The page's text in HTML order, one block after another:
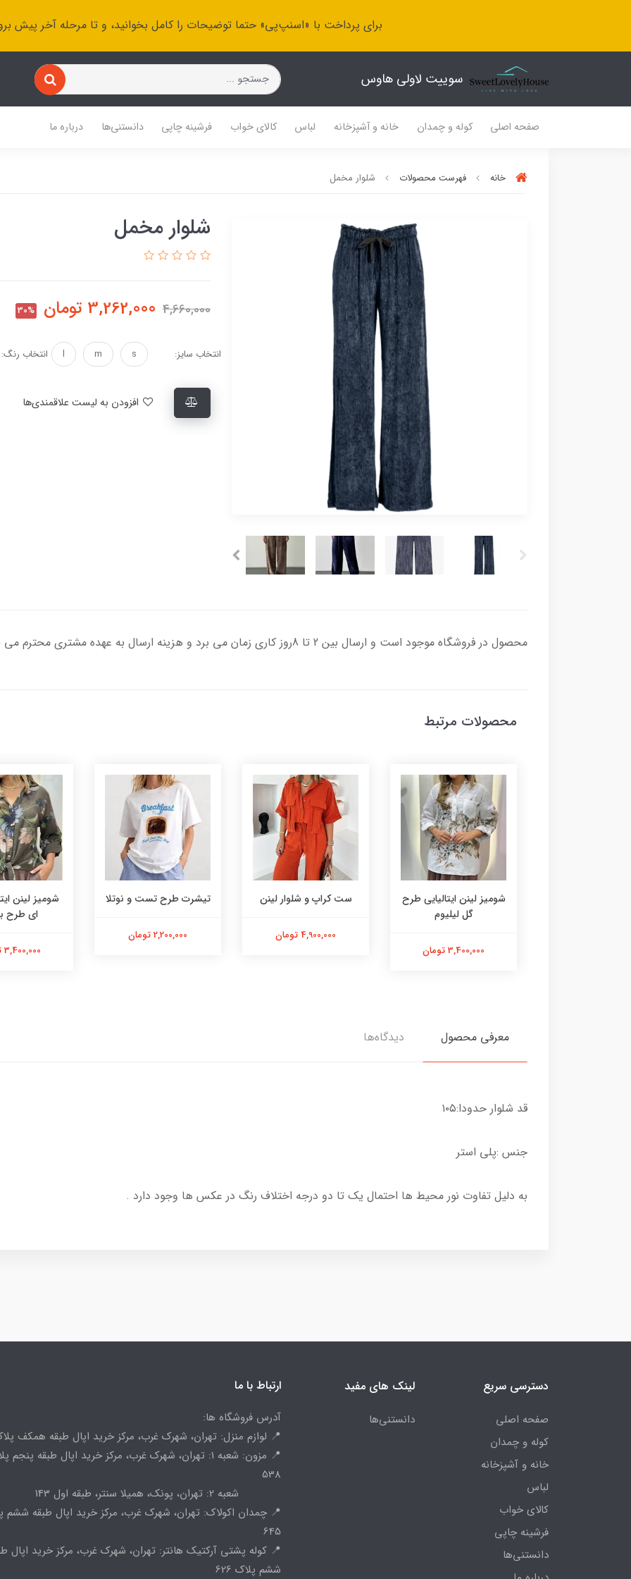
برای پرداخت با «اسنپ‌پی» حتما توضیحات را کامل بخوانید، و تا مرحله آخر پیش
سوییت لاولی هاوس
صفحه اصلی کوله و چمدان خانه و آشپزخانه لباس کالای خواب فرشینه چاپی دانستنی‌ها درباره ما
خانه فهرست محصولات شلوار مخمل
شلوار مخمل
4,660,000
3,262,000 تومان 30%
انتخاب سایز: s
m
l انتخاب رنگ:
محصول در فروشگاه موجود است و ارسال بین 2 تا 8روز کاری زمان می برد و هزینه ارسال به عهده مشتری محترم می باشد.
محصولات مرتبط
شومیز لینن ایتالیایی طرح
گل لیلیوم
3,400,000 تومان
ست کراپ و شلوار لینن
4,900,000 تومان
تیشرت طرح تست و نوتلا
2,200,000 تومان
شومیز لینن
ای طرح
3,400,000 تومان
معرفی محصول دیدگاه‌ها
قد شلوار حدودا:۱۰۵
جنس :پلی استر
به دلیل تفاوت نور محیط ها احتمال یک تا دو درجه اختلاف رنگ در عکس ها وجود دارد .
دسترسی سریع
صفحه اصلی
کوله و چمدان
خانه و آشپزخانه
لباس
کالای خواب
فرشینه چاپی
دانستنی‌ها
لینک های مفید
دانستنی‌ها
ارتباط با ما
آدرس فروشگاه ها:
📍 لوازم منزل: تهران، شهرک غرب، مرکز خرید اپال طبقه همکف پلاک
📍 مزون: شعبه 1: تهران، شهرک غرب، مرکز خرید اپال طبقه پنجم
538
شعبه 2: تهران، پونک، همیلا سنتر، طبقه اول 143
📍 چمدان اکولاک: تهران، شهرک غرب، مرکز خرید اپال طبقه ششم
645
📍 کوله پشتی آرکتیک هانتر: تهران، شهرک غرب، مرکز خرید اپال
ششم پلاک 626